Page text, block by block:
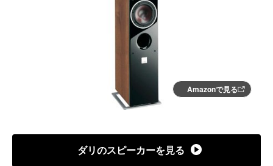
Amazonで見る
ダリのスピーカーを見る